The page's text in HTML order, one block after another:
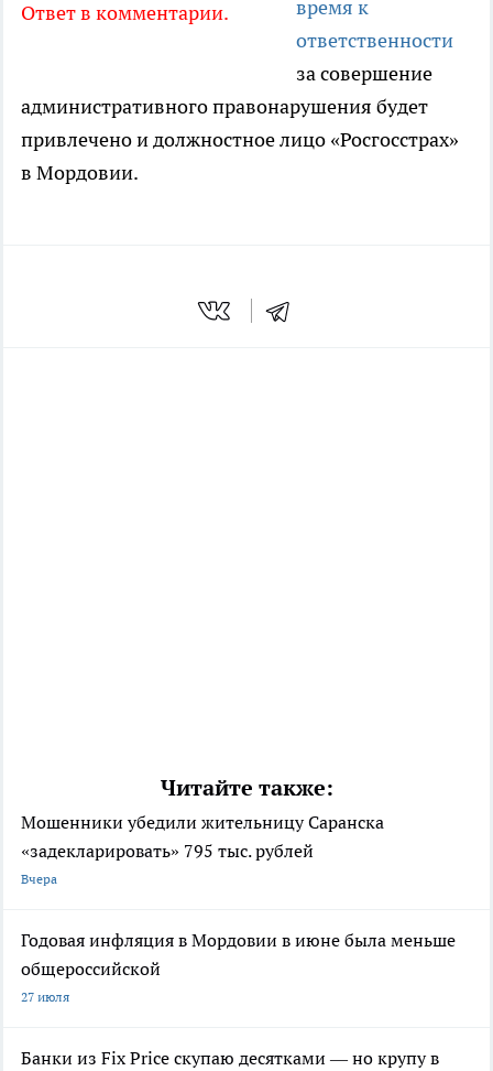
Ответ в комментарии.
время к
ответственности
за совершение
административного правонарушения будет
привлечено и должностное лицо «Росгосстрах»
в Мордовии.
Читайте также:
Мошенники убедили жительницу Саранска
«задекларировать» 795 тыс. рублей
Вчера
Годовая инфляция в Мордовии в июне была меньше
общероссийской
27 июля
Банки из Fix Price скупаю десятками — но крупу в